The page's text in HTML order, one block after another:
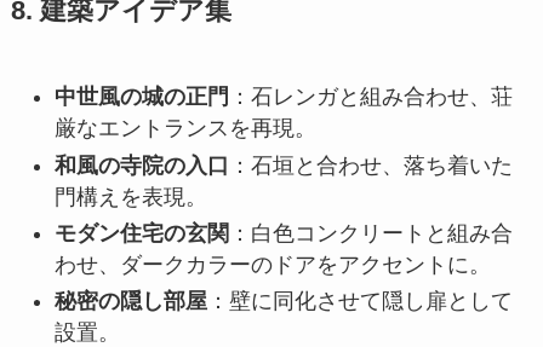
8. 建築アイデア集
中世風の城の正門 ：石レンガと組み合わせ、荘
厳なエントランスを再現。
和風の寺院の入口 ：石垣と合わせ、落ち着いた
門構えを表現。
モダン住宅の玄関 ：白色コンクリートと組み合
わせ、ダークカラーのドアをアクセントに。
秘密の隠し部屋：壁に同化させて隠し扉として
設置。